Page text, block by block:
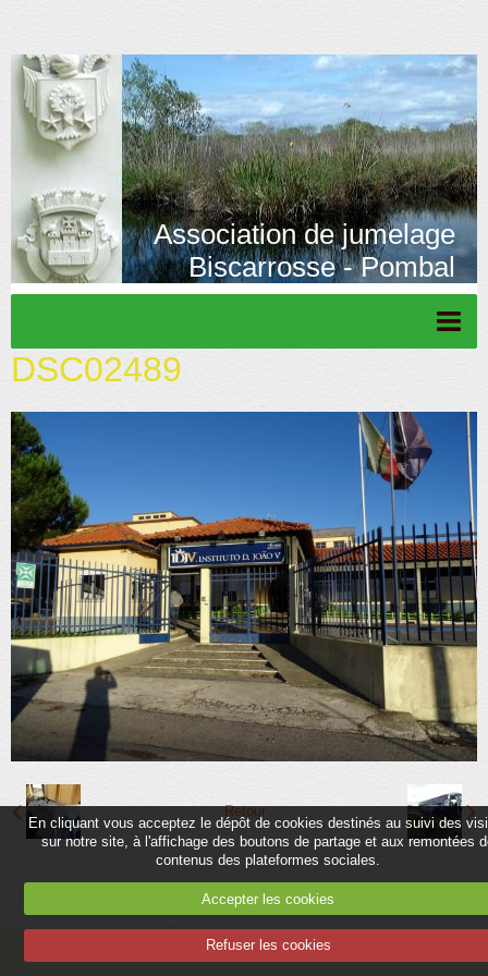
Association de jumelage
Biscarrosse - Pombal
Page d'accueil
Actu/News
Rétrospective
Partenaires
Association
Contact
Album
Adhérer
DSC02489
Retour
Mentions légales
En cliquant vous acceptez le dépôt de cookies destinés au suivi des
sur notre site, à l'affichage des boutons de partage et aux remontées
contenus des plateformes sociales.
Accepter les cookies
Refuser les cookies